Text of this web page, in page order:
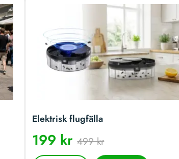
Elektrisk flugfälla
199 kr499 kr